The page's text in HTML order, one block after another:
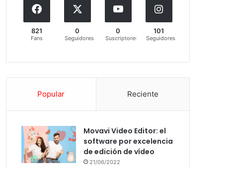
821
Fans
0
Seguidores
0
Suscriptores
101
Seguidores
Popular Reciente
Movavi Video Editor: el
software por excelencia
de edición de vídeo
21/06/2022